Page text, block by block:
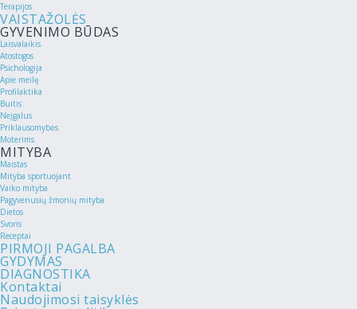
Terapijos
VAISTAŽOLĖS
GYVENIMO BŪDAS
Laisvalaikis
Atostogos
Psichologija
Apie meilę
Profilaktika
Buitis
Neįgalus
Priklausomybės
Moterims
MITYBA
Maistas
Mityba sportuojant
Vaiko mityba
Pagyvenusių žmonių mityba
Dietos
Svoris
Receptai
PIRMOJI PAGALBA
GYDYMAS
DIAGNOSTIKA
Kontaktai
Naudojimosi taisyklės